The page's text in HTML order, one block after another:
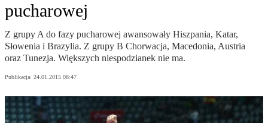
pucharowej
Z grupy A do fazy pucharowej awansowały Hiszpania, Katar,
Słowenia i Brazylia. Z grupy B Chorwacja, Macedonia, Austria
oraz Tunezja. Większych niespodzianek nie ma.
Publikacja: 24.01.2015 08:47